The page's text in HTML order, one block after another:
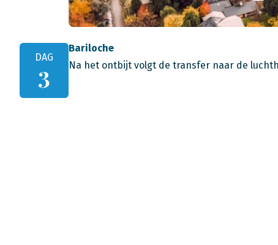
DAG
3
Bariloche
Na het ontbijt volgt de transfer naar de